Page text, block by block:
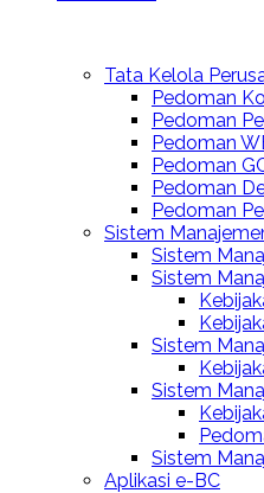
Tata Kelola
Pedoman
Pedoman
Pedoman
Pedoman
Pedoman
Pedoman
Sistem
Sistem
Sistem
Sistem
Sistem
Sistem
⁠Aplikasi e-BC